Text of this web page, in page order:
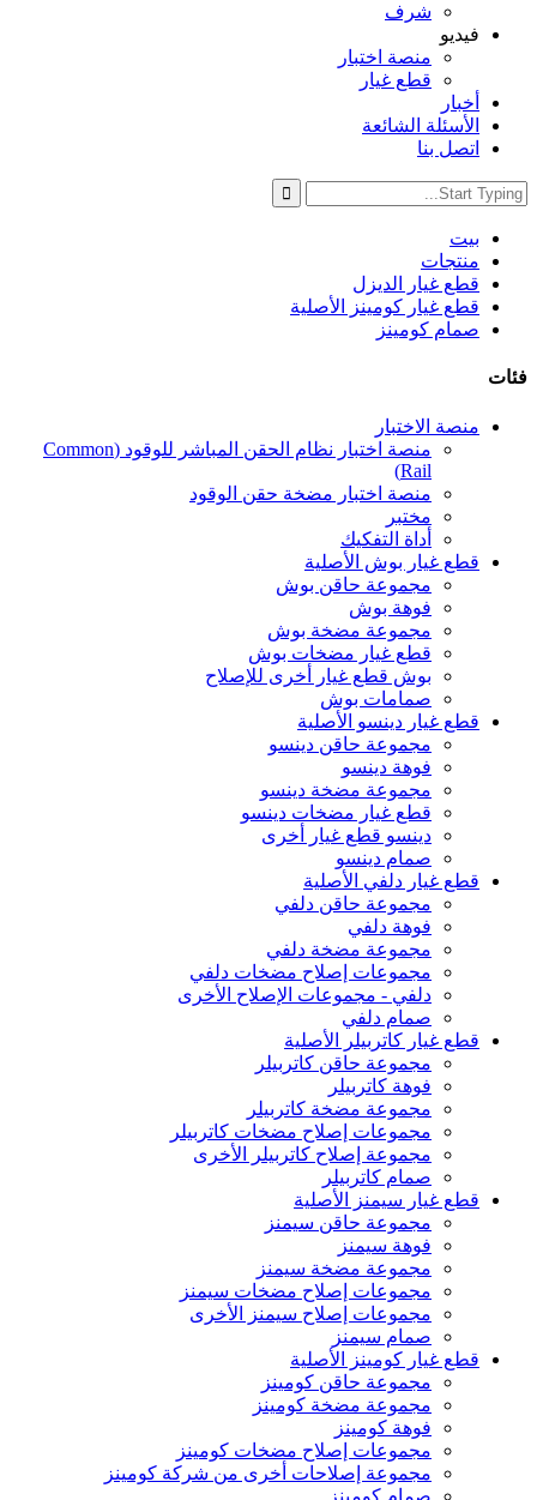
شرف
فيديو
منصة اختبار
قطع غيار
أخبار
الأسئلة الشائعة
اتصل بنا
بيت
منتجات
قطع غيار الديزل
قطع غيار كومينز الأصلية
صمام كومينز
فئات
منصة الاختبار
منصة اختبار نظام الحقن المباشر للوقود (Common
Rail)
منصة اختبار مضخة حقن الوقود
مختبر
أداة التفكيك
قطع غيار بوش الأصلية
مجموعة حاقن بوش
فوهة بوش
مجموعة مضخة بوش
قطع غيار مضخات بوش
بوش قطع غيار أخرى للإصلاح
صمامات بوش
قطع غيار دينسو الأصلية
مجموعة حاقن دينسو
فوهة دينسو
مجموعة مضخة دينسو
قطع غيار مضخات دينسو
دينسو قطع غيار أخرى
صمام دينسو
قطع غيار دلفي الأصلية
مجموعة حاقن دلفي
فوهة دلفي
مجموعة مضخة دلفي
مجموعات إصلاح مضخات دلفي
دلفي - مجموعات الإصلاح الأخرى
صمام دلفي
قطع غيار كاتربيلر الأصلية
مجموعة حاقن كاتربيلر
فوهة كاتربيلر
مجموعة مضخة كاتربيلر
مجموعات إصلاح مضخات كاتربيلر
مجموعة إصلاح كاتربيلر الأخرى
صمام كاتربيلر
قطع غيار سيمنز الأصلية
مجموعة حاقن سيمنز
فوهة سيمنز
مجموعة مضخة سيمنز
مجموعات إصلاح مضخات سيمنز
مجموعات إصلاح سيمنز الأخرى
صمام سيمنز
قطع غيار كومينز الأصلية
مجموعة حاقن كومينز
مجموعة مضخة كومينز
فوهة كومينز
مجموعات إصلاح مضخات كومينز
مجموعة إصلاحات أخرى من شركة كومينز
صمام كومينز